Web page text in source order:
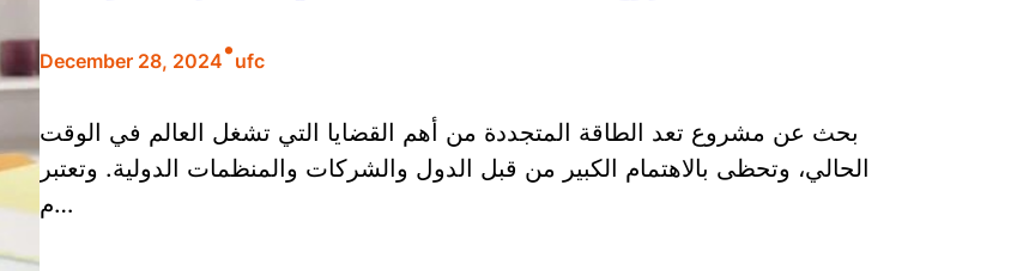
December 28, 2024•ufc
بحث عن مشروع تعد الطاقة المتجددة من أهم القضايا التي تشغل العالم في الوقت
الحالي، وتحظى بالاهتمام الكبير من قبل الدول والشركات والمنظمات الدولية. وتعتبر
م…